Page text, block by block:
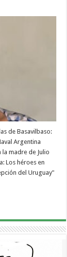
de Basavilbaso:
Argentina
la madre de Julio
Los héroes en
del Uruguay"